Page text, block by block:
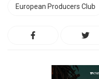
European Producers Club